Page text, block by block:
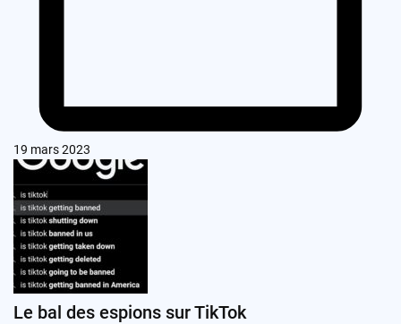
19 mars 2023
Le bal des espions sur TikTok